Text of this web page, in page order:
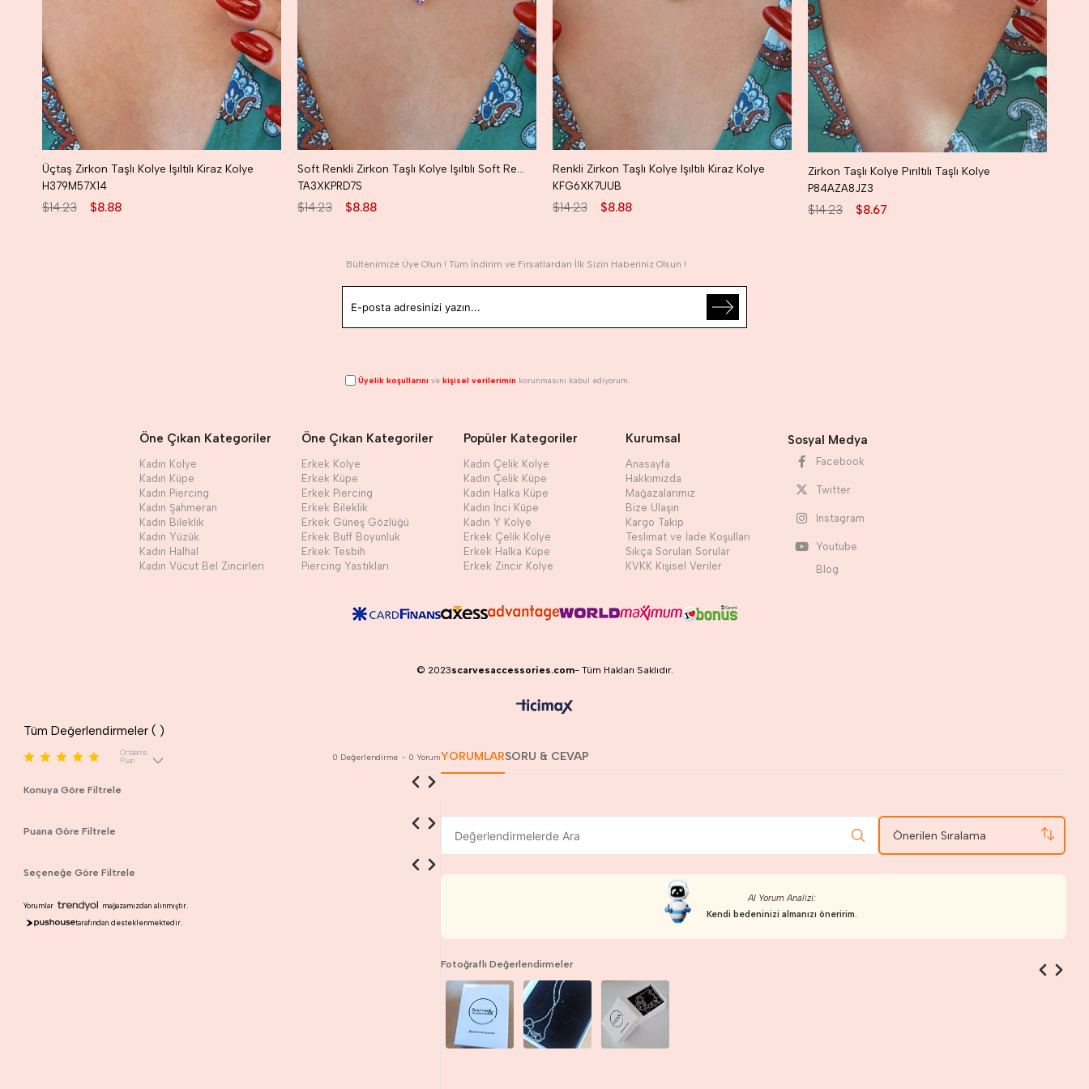
Üçtaş Zirkon Taşlı Kolye Işıltılı Kiraz Kolye
H379M57X14
$8.88
$14.23
Soft Renkli Zirkon Taşlı Kolye Işıltılı Soft Renk Kiraz Kolye
TA3XKPRD7S
$8.88
$14.23
Renkli Zirkon Taşlı Kolye Işıltılı Kiraz Kolye
KFG6XK7UUB
$8.88
$14.23
Zirkon Taşlı Kolye Pırıltılı Taşlı Kolye
P84AZA8JZ3
$8.67
$14.23
Bültenimize Üye Olun ! Tüm İndirim ve Fırsatlardan İlk Sizin Haberiniz Olsun !
Üyelik koşullarını ve kişisel verilerimin korunmasını kabul ediyorum.
Öne Çıkan Kategoriler
Kadın Kolye
Kadın Küpe
Kadın Piercing
Kadın Şahmeran
Kadın Bileklik
Kadın Yüzük
Kadın Halhal
Kadın Vücut Bel Zincirleri
Öne Çıkan Kategoriler
Erkek Kolye
Erkek Küpe
Erkek Piercing
Erkek Bileklik
Erkek Güneş Gözlüğü
Erkek Buff Boyunluk
Erkek Tesbih
Piercing Yastıkları
Popüler Kategoriler
Kadın Çelik Kolye
Kadın Çelik Küpe
Kadın Halka Küpe
Kadın İnci Küpe
Kadın Y Kolye
Erkek Çelik Kolye
Erkek Halka Küpe
Erkek Zincir Kolye
Kurumsal
Anasayfa
Hakkımızda
Mağazalarımız
Bize Ulaşın
Kargo Takip
Teslimat ve İade Koşulları
Sıkça Sorulan Sorular
KVKK Kişisel Veriler
Sosyal Medya
Facebook
Twitter
Instagram
Youtube
Blog
© 2023scarvesaccessories.com- Tüm Hakları Saklıdır.
Tüm Değerlendirmeler ( )
Ortalama
Puan
0 Değerlendirme • 0 Yorum
Konuya Göre Filtrele
Puana Göre Filtrele
Seçeneğe Göre Filtrele
Yorumlar
mağazamızdan alınmıştır.
tarafından desteklenmektedir.
YORUMLARSORU & CEVAP
Önerilen Sıralama
AI Yorum Analizi:
Kendi bedeninizi almanızı öneririm.
Fotoğraflı Değerlendirmeler